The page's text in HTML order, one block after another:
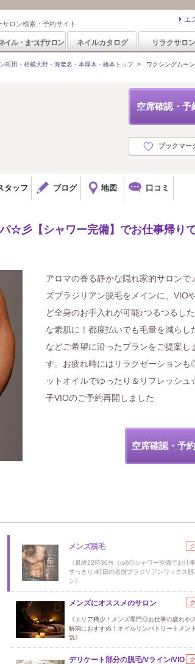
ロン検索・予約サイト エ
イル・まつげサロン ネイルカタログ リラクサロン
町田・相模大野・海老名・本厚木・橋本トップ> ワクシングムー
空席確認・予
ブックマー
タッフ ブログ 地図 口コミ
☆彡【シャワー完備】でお仕事帰り
アロマの香る静かな隠れ家的サロンで
ズブラジリアン脱毛をメインに、VIO
ど全身のお手入れが可能♪つるつるし
な素肌に！都度払いでも毛量を減らし
などご希望に沿ったプランをご提案し
す。お疲れ時にはリラクゼーション
ットオイルでゆったり＆リフレッシ
子VIOのご予約再開しました
空席確認・予
メンズ脱毛
《最終22時30分（tel)◎シャワー完備でお仕
すっきり♪町田の老舗ブラジリアンワックス
ン》
メンズにオススメのサロン
《エリア稀少！メンズ専門◎お仕事の疲れや
解消におすすめ！オイルリンパトリートメン
気》
デリケート部分の脱毛/Vライン/VIO